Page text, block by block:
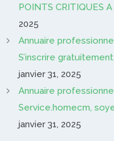
POINTS CRITIQUES
2025
Annuaire
S’inscrire
janvier 31, 2025
Annuaire
Service.homecm,
janvier 31, 2025